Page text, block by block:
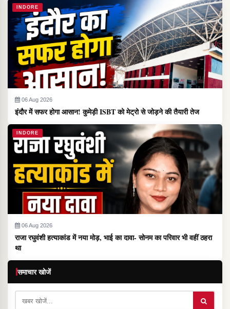
INDORE
06 Aug 2026
इंदौर में सफर होगा आसान! कुमेड़ी ISBT को मेट्रो से जोड़ने की तैयारी तेज
INDORE
06 Aug 2026
राजा रघुवंशी हत्याकांड में नया मोड़, भाई का दावा- सोनम का परिवार भी वहीं ठहरा
था
समाचार खोजें